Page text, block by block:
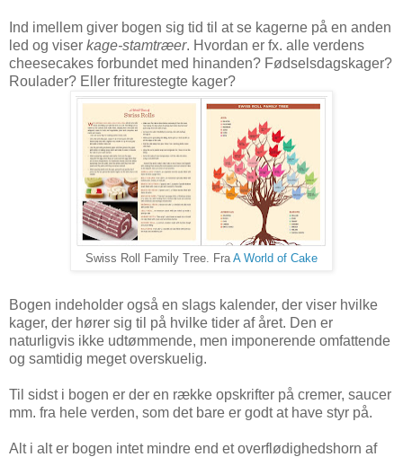
Ind imellem giver bogen sig tid til at se kagerne på en anden
led og viser kage-stamtræer. Hvordan er fx. alle verdens
cheesecakes forbundet med hinanden? Fødselsdagskager?
Roulader? Eller friturestegte kager?
Swiss Roll Family Tree. FraA World of Cake
Bogen indeholder også en slags kalender, der viser hvilke
kager, der hører sig til på hvilke tider af året. Den er
naturligvis ikke udtømmende, men imponerende omfattende
og samtidig meget overskuelig.
Til sidst i bogen er der en række opskrifter på cremer, saucer
mm. fra hele verden, som det bare er godt at have styr på.
Alt i alt er bogen intet mindre end et overflødighedshorn af